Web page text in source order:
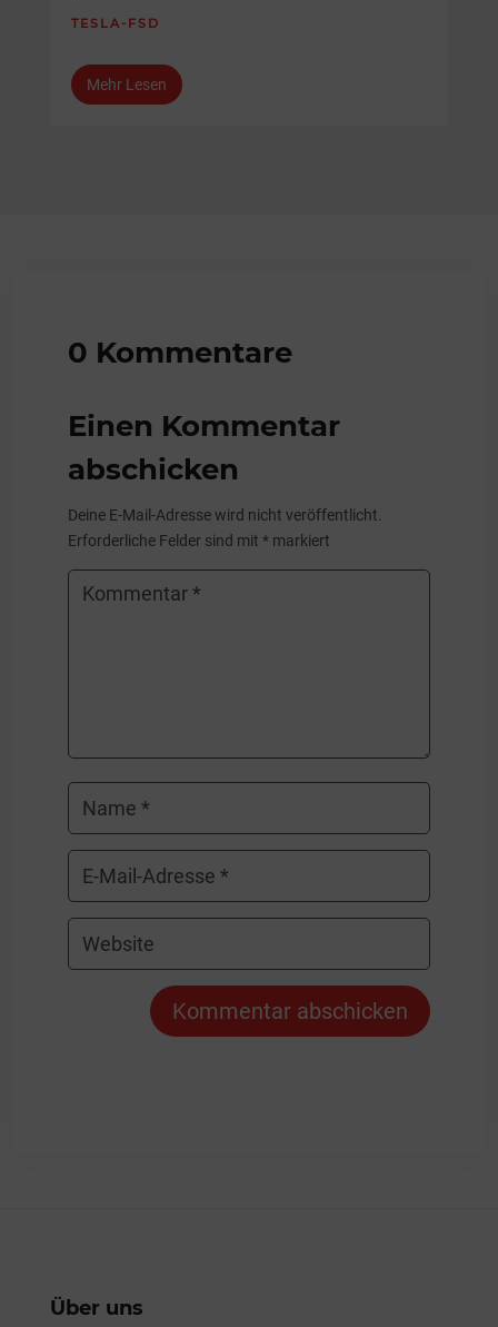
TESLA-FSD
Mehr Lesen
0 Kommentare
Einen Kommentar
abschicken
Deine E-Mail-Adresse wird nicht veröffentlicht.
Erforderliche Felder sind mit* markiert
Kommentar abschicken
Über uns